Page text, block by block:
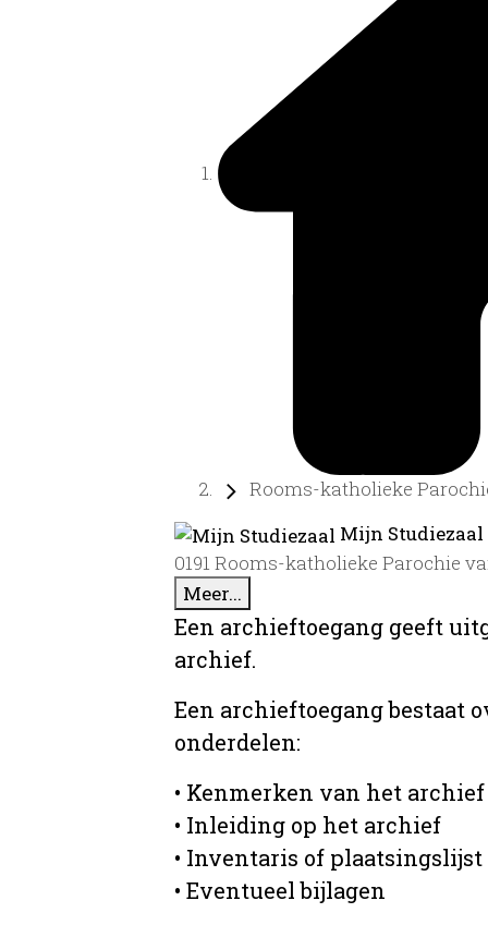
Rooms-katholieke
Mijn
0191 Rooms-katholieke Parochie
Meer...
Een archieftoegang geeft
archief.
Een archieftoegang bestaat
onderdelen:
• Kenmerken van het archief
• Inleiding op het archief
• Inventaris of plaatsingslijst
• Eventueel bijlagen